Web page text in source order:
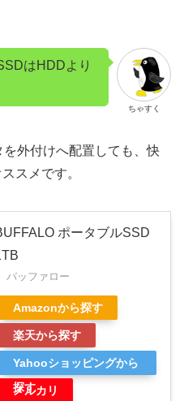
ちゃすく
はHDDより
外付けへ配置しても、快
スメです。
ポータブルSSD
バッファロー
Amazonから探す
楽天から探す
Yahooショッピングから
探す
メルカリ